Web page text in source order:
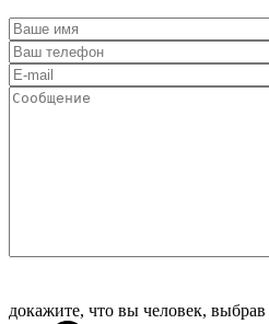
докажите, что вы человек, выбрав